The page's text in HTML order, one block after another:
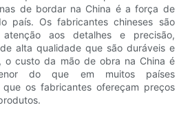
de bordar na China é a força de
país. Os fabricantes chineses são
aos detalhes e precisão,
alta qualidade que são duráveis e
o custo da mão de obra na China é
do que em muitos países
os fabricantes ofereçam preços